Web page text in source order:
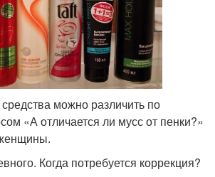
можно различить по
«А отличается ли мусс от пенки?»
Когда потребуется коррекция?